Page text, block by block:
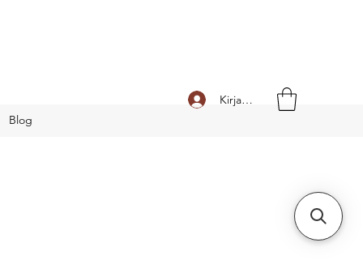
Kirjaudu
Blog